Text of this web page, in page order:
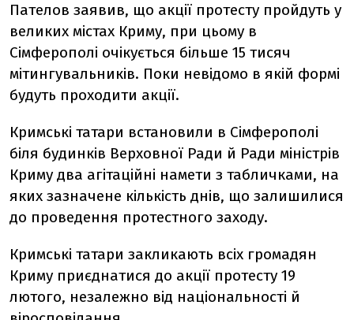
Пателов заявив, що акції протесту пройдуть у
великих містах Криму, при цьому в
Сімферополі очікується більше 15 тисяч
мітингувальників. Поки невідомо в якій формі
будуть проходити акції.
Кримські татари встановили в Сімферополі
біля будинків Верховної Ради й Ради міністрів
Криму два агітаційні намети з табличками, на
яких зазначене кількість днів, що залишилися
до проведення протестного заходу.
Кримські татари закликають всіх громадян
Криму приєднатися до акції протесту 19
лютого, незалежно від національності й